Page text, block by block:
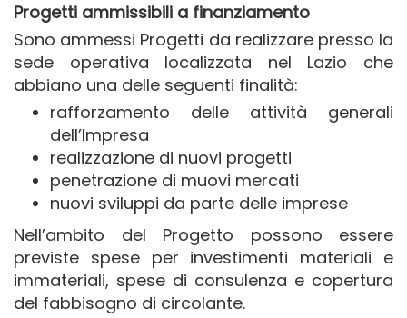
Progetti ammissibili a finanziamento
Sono ammessi Progetti da realizzare presso la
sede operativa localizzata nel Lazio che
abbiano una delle seguenti finalità:
rafforzamento delle attività generali
dell’Impresa
realizzazione di nuovi progetti
penetrazione di muovi mercati
nuovi sviluppi da parte delle imprese
Nell’ambito del Progetto possono essere
previste spese per investimenti materiali e
immateriali, spese di consulenza e copertura
del fabbisogno di circolante.